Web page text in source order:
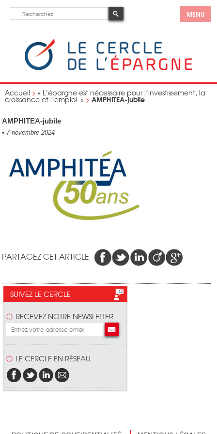
MENU
Accueil > « L’épargne est nécessaire pour l’investissement, la
croissance et l’emploi. » > AMPHITEA-jubile
AMPHITEA-jubile
• 7 novembre 2024
PARTAGEZ CET ARTICLE
SUIVEZ LE CERCLE
RECEVEZ NOTRE NEWSLETTER
LE CERCLE EN RÉSEAU